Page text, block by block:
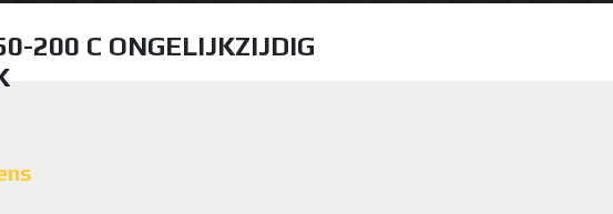
200 C ONGELIJKZIJDIG